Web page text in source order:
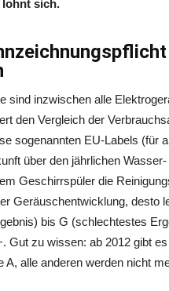
lohnt sich.
sind inzwischen alle
den Vergleich der
sogenannten EU-Labels (für
über den jährlichen
Geschirrspüler die
Geräuschentwicklung, desto
bis G (schlechtestes
Gut zu wissen: ab 2012 gibt
alle anderen werden nicht